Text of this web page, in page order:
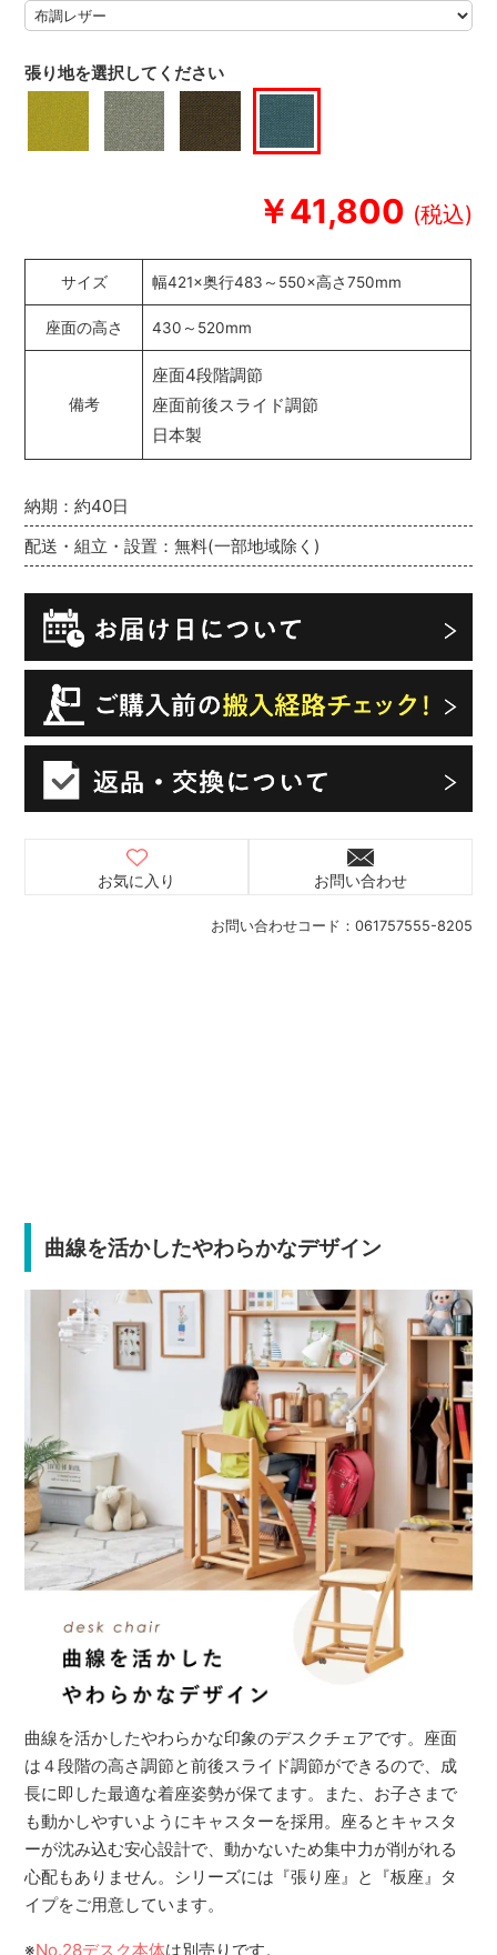
￥41,800
お問い合わせコード： 061757555-8205
納期：約40日
配送・組立・設置：無料(一部地域除く)
張り地を選択してください
お気に入り お問い合わせ
曲線を活かしたやわらかなデザイン
曲線を活かしたやわらかな印象のデスクチェアです。座面
は４段階の高さ調節と前後スライド調節ができるので、成
長に即した最適な着座姿勢が保てます。また、お子さまで
も動かしやすいようにキャスターを採用。座るとキャスタ
ーが沈み込む安心設計で、動かないため集中力が削がれる
心配もありません。シリーズには『張り座』と『板座』タ
イプをご用意しています。
※No.28デスク本体は別売りです。
サイズ 幅421×奥行483～550×高さ750mm
座面の高さ 430～520mm
備考
座面4段階調節
座面前後スライド調節
日本製